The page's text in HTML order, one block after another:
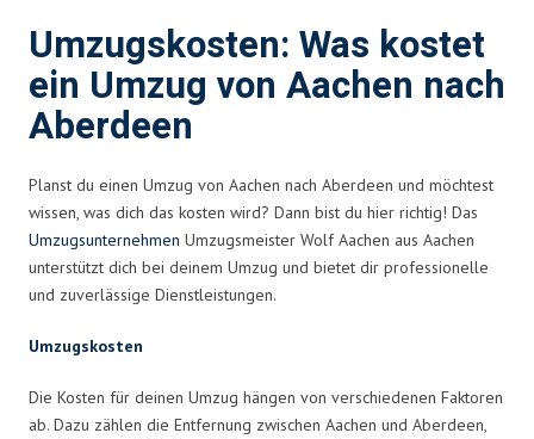
Umzugskosten: Was kostet
ein Umzug von Aachen nach
Aberdeen
Planst du einen Umzug von Aachen nach Aberdeen und möchtest
wissen, was dich das kosten wird? Dann bist du hier richtig! Das
Umzugsunternehmen Umzugsmeister Wolf Aachen aus Aachen
unterstützt dich bei deinem Umzug und bietet dir professionelle
und zuverlässige Dienstleistungen.
Umzugskosten
Die Kosten für deinen Umzug hängen von verschiedenen Faktoren
ab. Dazu zählen die Entfernung zwischen Aachen und Aberdeen,